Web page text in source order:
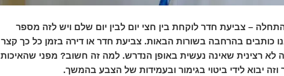
– צביעת חדר לוקחת בין חצי יום לבין יום שלם ויש לזה מספר
כותבים בהרחבה בשורות הבאות. צביעת חדר או דירה בזמן כל כך קצר
לא רצינית שאינה נעשית באופן הנדרש. למה זה חשוב? מפני שהאיכות
וזה יבוא לידי ביטוי בגימור ובעמידות של הצבע בהמשך.